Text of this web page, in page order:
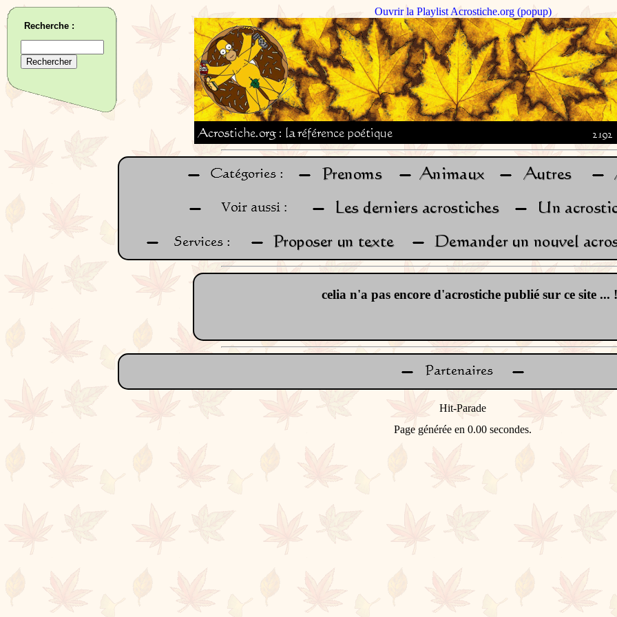
Ouvrir la Playlist Acrostiche.org (popup)
celia n'a pas encore d'acrostiche publié sur ce site ... !
Recherche :
Page générée en 0.00 secondes.